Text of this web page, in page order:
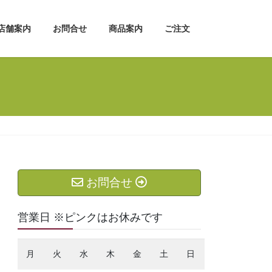
舗案内 お問合せ 商品案内 ご注文
お問合せ
営業日 ※ピンクはお休みです
月 火 水 木 金 土 日